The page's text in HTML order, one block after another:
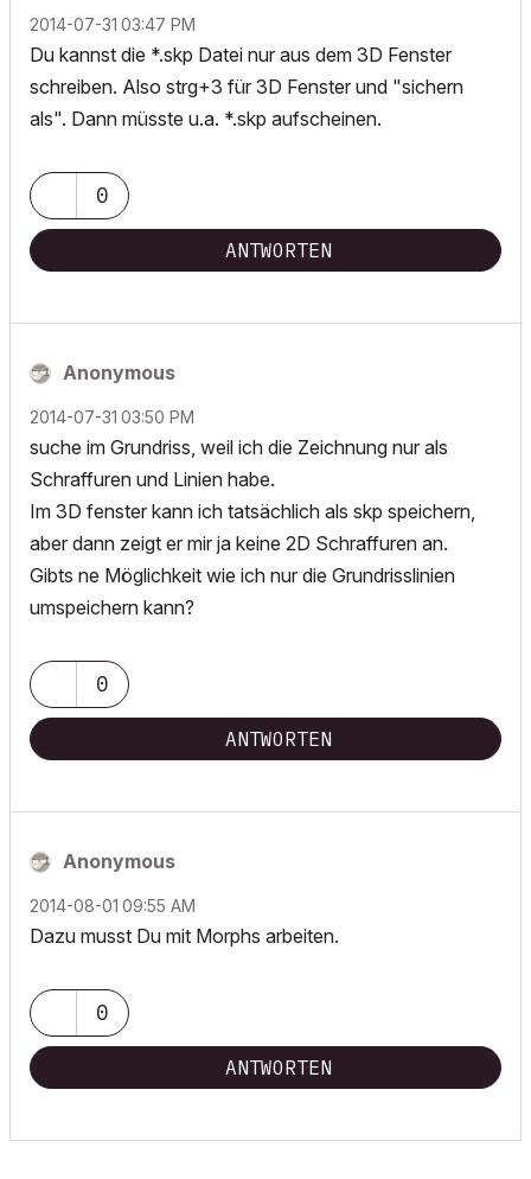
‎2014-07-31 03:47 PM
Du kannst die *.skp Datei nur aus dem 3D Fenster
schreiben. Also strg+3 für 3D Fenster und "sichern
als". Dann müsste u.a. *.skp aufscheinen.
0
ANTWORTEN
Anonymous
‎2014-07-31 03:50 PM
suche im Grundriss, weil ich die Zeichnung nur als
Schraffuren und Linien habe.
Im 3D fenster kann ich tatsächlich als skp speichern,
aber dann zeigt er mir ja keine 2D Schraffuren an.
Gibts ne Möglichkeit wie ich nur die Grundrisslinien
umspeichern kann?
0
ANTWORTEN
Anonymous
‎2014-08-01 09:55 AM
Dazu musst Du mit Morphs arbeiten.
0
ANTWORTEN